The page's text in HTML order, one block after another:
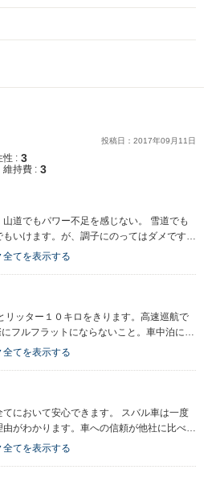
投稿日： 2017年09 月 11 日
性 : 3
維持費 : 3
道でもパワー不足を感じない。 雪道でも
いけます。が、調子にのってはダメです。
不足はない。 スポーティーなデザインの割
てを表示する
リッター１０キロをきります。高速巡航で
フルフラットにならないこと。車中泊に利
ろにエアコンがないので、3列目は暑いor寒
てを表示する
において安心できます。 スバル車は一度
がわかります。車への信頼が他社に比べて
ど運転している人にしかわからない良さも
てを表示する